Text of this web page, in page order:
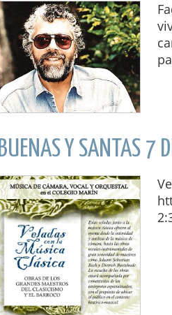
BUENAS Y SANTAS 7